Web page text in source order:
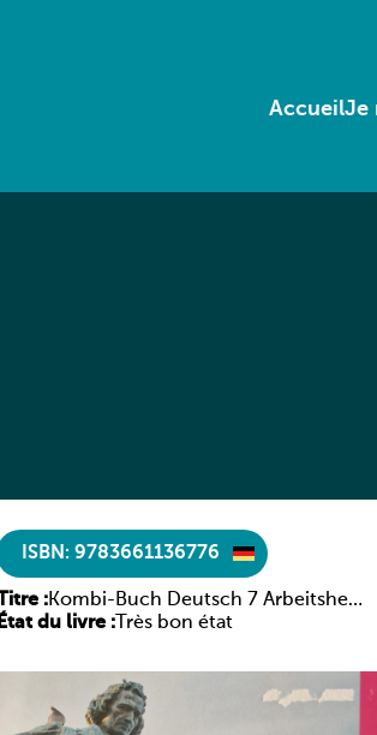
AccueilJe
ISBN: 9783661136776
Titre :Kombi-Buch Deutsch 7 Arbeitsheft
(Neue Ausgabe Luxemburg)
État du livre : Très bon état